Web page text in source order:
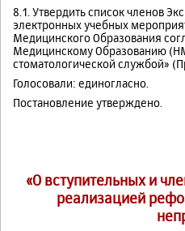
8.1. Утвердить список членов
электронных учебных
Медицинского Образования
Медицинскому Образованию
стоматологической службой»
Голосовали: единогласно.
Постановление утверждено.
«О вступительных и
реализацией